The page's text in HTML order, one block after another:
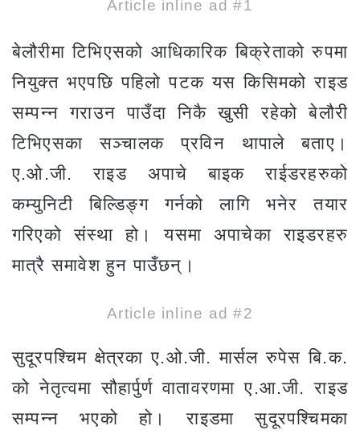
Article inline ad #1
बेलौरीमा टिभिएसको आधिकारिक बिक्रेताको रुपमा
नियुक्त भएपछि पहिलो पटक यस किसिमको राइड
सम्पन्न गराउन पाउँदा निकै खुसी रहेको बेलौरी
टिभिएसका सञ्चालक प्रविन थापाले बताए।
ए.ओ.जी. राइड अपाचे बाइक राईडरहरुको
कम्युनिटी बिल्डिङ्ग गर्नको लागि भनेर तयार
गरिएको संस्था हो। यसमा अपाचेका राइडरहरु
मात्रै समावेश हुन पाउँछन्।
Article inline ad #2
सुदूरपश्चिम क्षेत्रका ए.ओ.जी. मार्सल रुपेस बि.क.
को नेतृत्वमा सौहार्पुर्ण वातावरणमा ए.आ.जी. राइड
सम्पन्न भएको हो। राइडमा सुदूरपश्चिमका